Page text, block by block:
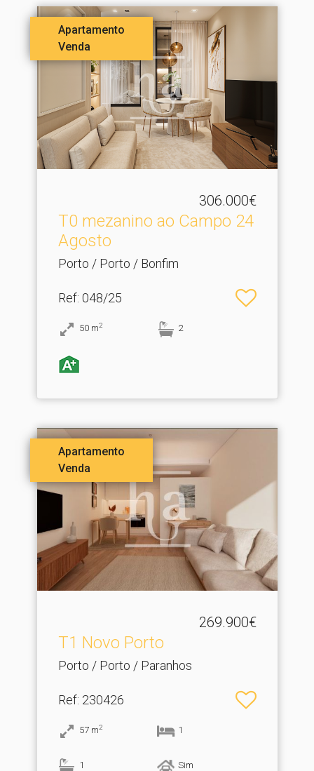
Apartamento
Venda
306.000€
T0 mezanino ao Campo 24
Agosto
Porto / Porto / Bonfim
Ref: 048/25
50 m2 2
Apartamento
Venda
269.900€
T1 Novo Porto
Porto / Porto / Paranhos
Ref: 230426
57 m2 1
1 Sim